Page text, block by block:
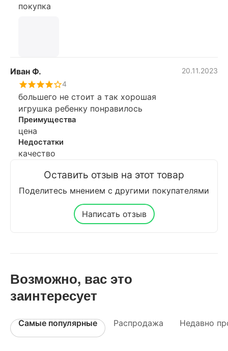
покупка
Иван Ф.
20.11.2023
4
большего не стоит а так хорошая
игрушка ребенку понравилось
Преимущества
цена
Недостатки
качество
Оставить отзыв на этот товар
Поделитесь мнением с другими покупателями
Написать отзыв
Возможно, вас это
заинтересует
Самые популярные Распродажа Недавно